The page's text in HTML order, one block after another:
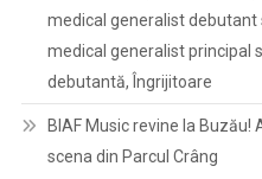
medical generalist
medical generalist principal
debutantă, Îngrijitoare
BIAF Music revine la
scena din Parcul Crâng